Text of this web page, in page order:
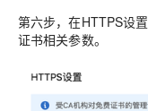
第六步，在HTTPS设置
证书相关参数。